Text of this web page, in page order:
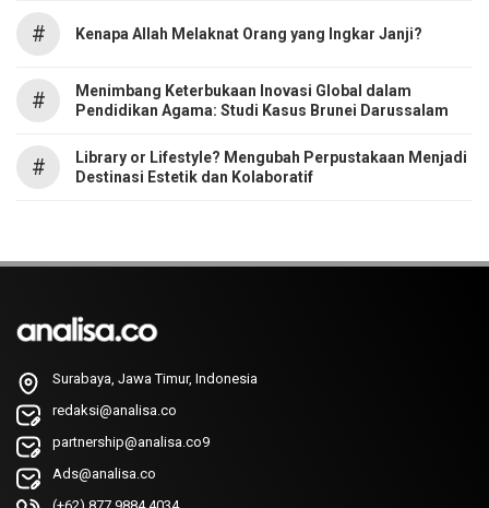
# Kenapa Allah Melaknat Orang yang Ingkar Janji?
#
Menimbang Keterbukaan Inovasi Global dalam
Pendidikan Agama: Studi Kasus Brunei Darussalam
#
Library or Lifestyle? Mengubah Perpustakaan Menjadi
Destinasi Estetik dan Kolaboratif
Surabaya, Jawa Timur, Indonesia
redaksi@analisa.co
partnership@analisa.co9
Ads@analisa.co